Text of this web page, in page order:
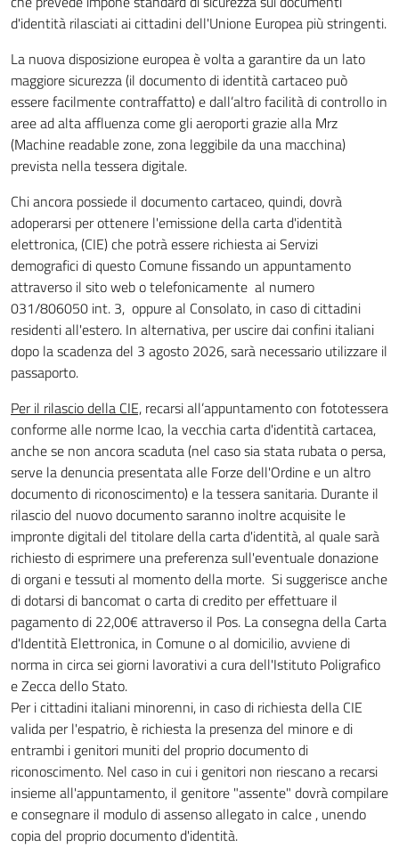
d'identità rilasciati ai cittadini dell'Unione Europea più stringenti.
La nuova disposizione europea è volta a garantire da un lato
maggiore sicurezza (il documento di identità cartaceo può
essere facilmente contraffatto) e dall’altro facilità di controllo in
aree ad alta affluenza come gli aeroporti grazie alla Mrz
(Machine readable zone, zona leggibile da una macchina)
prevista nella tessera digitale.
Chi ancora possiede il documento cartaceo, quindi, dovrà
adoperarsi per ottenere l'emissione della carta d'identità
elettronica, (CIE) che potrà essere richiesta ai Servizi
demografici di questo Comune fissando un appuntamento
attraverso il sito web o telefonicamente al numero
031/806050 int. 3, oppure al Consolato, in caso di cittadini
residenti all'estero. In alternativa, per uscire dai confini italiani
dopo la scadenza del 3 agosto 2026, sarà necessario utilizzare il
passaporto.
Per il rilascio della CIE, recarsi all’appuntamento con fototessera
conforme alle norme Icao, la vecchia carta d'identità cartacea,
anche se non ancora scaduta (nel caso sia stata rubata o persa,
serve la denuncia presentata alle Forze dell'Ordine e un altro
documento di riconoscimento) e la tessera sanitaria. Durante il
rilascio del nuovo documento saranno inoltre acquisite le
impronte digitali del titolare della carta d'identità, al quale sarà
richiesto di esprimere una preferenza sull'eventuale donazione
di organi e tessuti al momento della morte. Si suggerisce anche
di dotarsi di bancomat o carta di credito per effettuare il
pagamento di 22,00€ attraverso il Pos. La consegna della Carta
d'Identità Elettronica, in Comune o al domicilio, avviene di
norma in circa sei giorni lavorativi a cura dell'Istituto Poligrafico
e Zecca dello Stato.
Per i cittadini italiani minorenni, in caso di richiesta della CIE
valida per l'espatrio, è richiesta la presenza del minore e di
entrambi i genitori muniti del proprio documento di
riconoscimento. Nel caso in cui i genitori non riescano a recarsi
insieme all'appuntamento, il genitore "assente" dovrà compilare
e consegnare il modulo di assenso allegato in calce , unendo
copia del proprio documento d'identità.